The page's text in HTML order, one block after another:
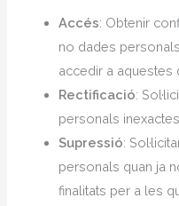
Accés: Obtenir
no dades
accedir a aquestes
Rectificació:
personals
Supressió:
personals quan ja
finalitats per a les